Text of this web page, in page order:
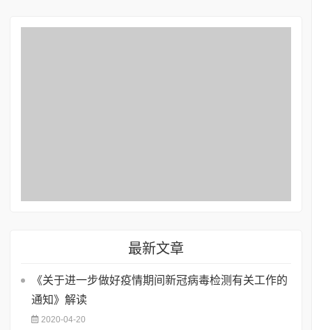
最新文章
《关于进一步做好疫情期间新冠病毒检测有关工作的
通知》解读
2020-04-20